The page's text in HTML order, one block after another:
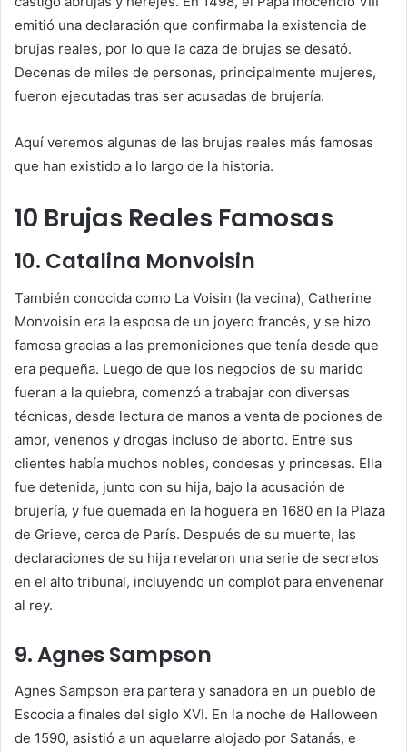
emitió una declaración que confirmaba la existencia de
brujas reales, por lo que la caza de brujas se desató.
Decenas de miles de personas, principalmente mujeres,
fueron ejecutadas tras ser acusadas de brujería.
Aquí veremos algunas de las brujas reales más famosas
que han existido a lo largo de la historia.
10 Brujas Reales Famosas
10. Catalina Monvoisin
También conocida como La Voisin (la vecina), Catherine
Monvoisin era la esposa de un joyero francés, y se hizo
famosa gracias a las premoniciones que tenía desde que
era pequeña. Luego de que los negocios de su marido
fueran a la quiebra, comenzó a trabajar con diversas
técnicas, desde lectura de manos a venta de pociones de
amor, venenos y drogas incluso de aborto. Entre sus
clientes había muchos nobles, condesas y princesas. Ella
fue detenida, junto con su hija, bajo la acusación de
brujería, y fue quemada en la hoguera en 1680 en la Plaza
de Grieve, cerca de París. Después de su muerte, las
declaraciones de su hija revelaron una serie de secretos
en el alto tribunal, incluyendo un complot para envenenar
al rey.
9. Agnes Sampson
Agnes Sampson era partera y sanadora en un pueblo de
Escocia a finales del siglo XVI. En la noche de Halloween
de 1590, asistió a un aquelarre alojado por Satanás, e